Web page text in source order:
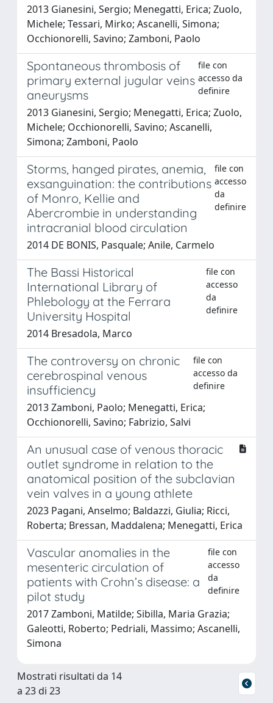
2013 Gianesini, Sergio; Menegatti, Erica; Zuolo,
Michele; Tessari, Mirko; Ascanelli, Simona;
Occhionorelli, Savino; Zamboni, Paolo
Spontaneous thrombosis of
primary external jugular veins
aneurysms
file con
accesso da
definire
2013 Gianesini, Sergio; Menegatti, Erica; Zuolo,
Michele; Occhionorelli, Savino; Ascanelli,
Simona; Zamboni, Paolo
Storms, hanged pirates, anemia,
exsanguination: the contributions
of Monro, Kellie and
Abercrombie in understanding
intracranial blood circulation
file con
accesso
da
definire
2014 DE BONIS, Pasquale; Anile, Carmelo
The Bassi Historical
International Library of
Phlebology at the Ferrara
University Hospital
file con
accesso
da
definire
2014 Bresadola, Marco
The controversy on chronic
cerebrospinal venous
insufficiency
file con
accesso da
definire
2013 Zamboni, Paolo; Menegatti, Erica;
Occhionorelli, Savino; Fabrizio, Salvi
An unusual case of venous thoracic
outlet syndrome in relation to the
anatomical position of the subclavian
vein valves in a young athlete
2023 Pagani, Anselmo; Baldazzi, Giulia; Ricci,
Roberta; Bressan, Maddalena; Menegatti, Erica
Vascular anomalies in the
mesenteric circulation of
patients with Crohn’s disease: a
pilot study
file con
accesso
da
definire
2017 Zamboni, Matilde; Sibilla, Maria Grazia;
Galeotti, Roberto; Pedriali, Massimo; Ascanelli,
Simona
Mostrati risultati da 14
a 23 di 23